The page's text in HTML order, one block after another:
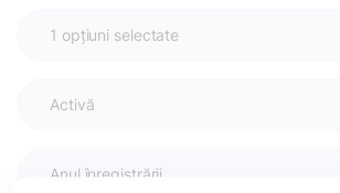
Activă
Anul înregistrării